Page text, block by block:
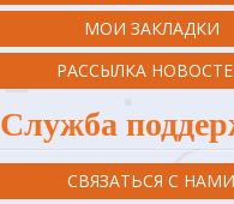
МОИ ЗАКЛАДКИ
РАССЫЛКА
Служба
СВЯЗАТЬСЯ С НАМИ